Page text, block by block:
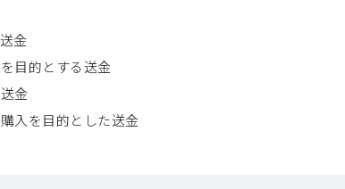
金
目的とする送金
金
入を目的とした送金